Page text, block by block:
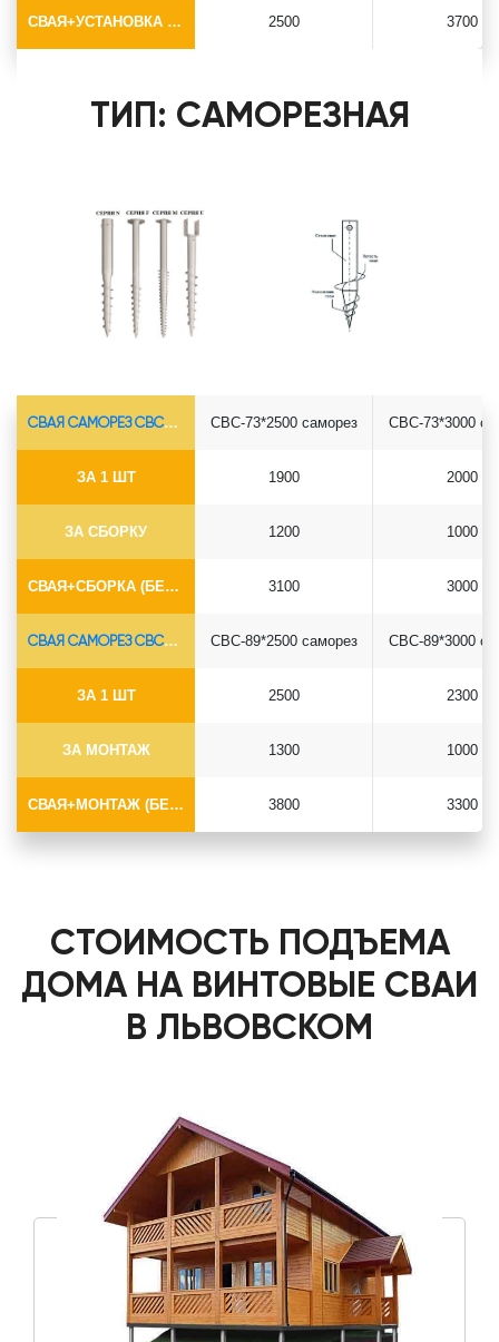
СВАЯ+УСТАНОВКА (БЕЗ ОГОЛОВКА) 2500 3700
ТИП: САМОРЕЗНАЯ
СВАЯ САМОРЕЗ СВС-Ø73*5.5
ЗА 1 ШТ
ЗА СБОРКУ
СВАЯ+СБОРКА (БЕЗ ОГОЛОВКА)
СВС-73*2500 саморез
1900
1200
3100
СВС-73*3000
2000
1000
3000
СВАЯ САМОРЕЗ СВС-Ø89*6.5
ЗА 1 ШТ
ЗА МОНТАЖ
СВАЯ+МОНТАЖ (БЕЗ ОГОЛОВКА)
СВС-89*2500 саморез
2500
1300
3800
СВС-89*3000
2300
1000
3300
СТОИМОСТЬ ПОДЪЕМА
ДОМА НА ВИНТОВЫЕ СВАИ
В ЛЬВОВСКОМ